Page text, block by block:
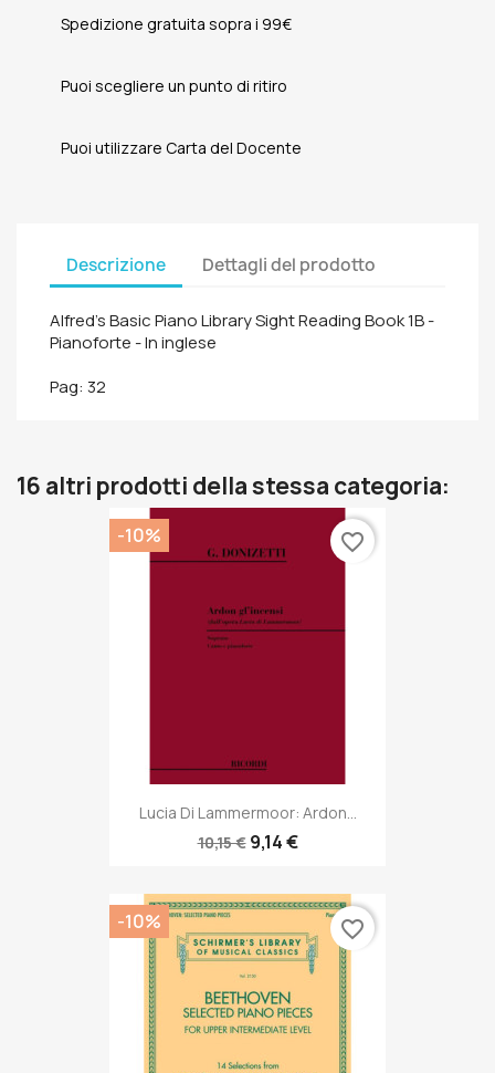
Spedizione gratuita sopra i 99€
Puoi scegliere un punto di ritiro
Puoi utilizzare Carta del Docente
Descrizione Dettagli del prodotto
Alfred's Basic Piano Library Sight Reading Book 1B -
Pianoforte - In inglese
Pag: 32
16 altri prodotti della stessa categoria:
Lucia Di Lammermoor: Ardon...
10,15 € 9,14 €
-10% favorite_border
-10% favorite_border